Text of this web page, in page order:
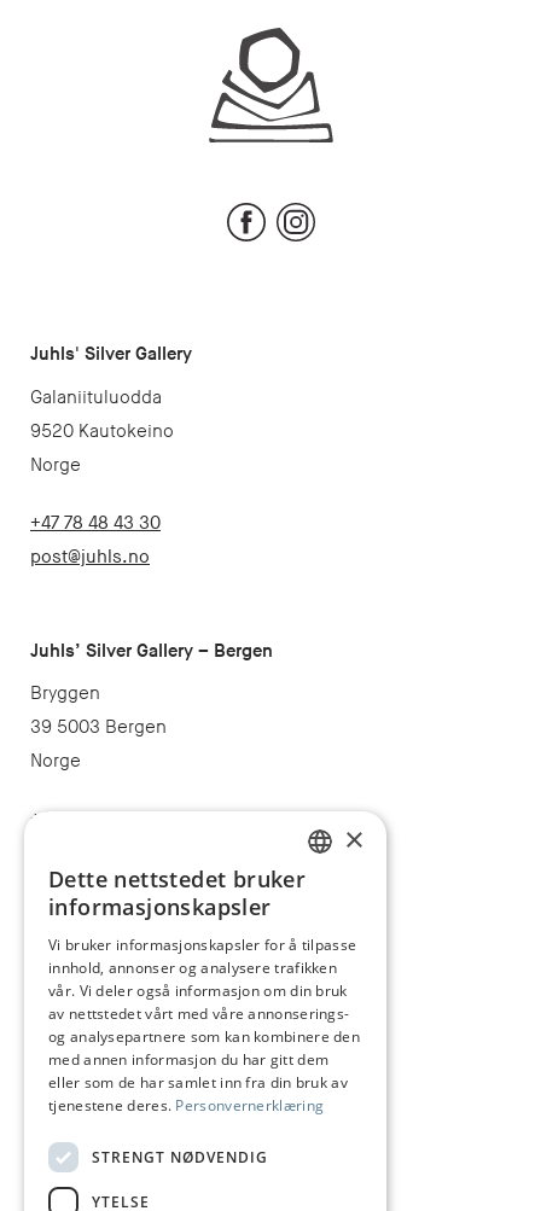
FacebookInstagram
Juhls' Silver Gallery
Galaniituluodda
9520 Kautokeino
Norge
+47 78 48 43 30
post@juhls.no
Juhls’ Silver Gallery – Bergen
Bryggen
39 5003 Bergen
Norge
+47 55 32 47 40
Informasjon
Salgsbetingelser
Frakt og levering
Angrerett
Reklamasjon
Størrelsesguide
Vedlikehold av sølvsmykker
NORWEGIAN
ENGLISH
×
Dette nettstedet bruker
informasjonskapsler
Vi bruker informasjonskapsler for å tilpasse
innhold, annonser og analysere trafikken
vår. Vi deler også informasjon om din bruk
av nettstedet vårt med våre annonserings-
og analysepartnere som kan kombinere den
med annen informasjon du har gitt dem
eller som de har samlet inn fra din bruk av
tjenestene deres. Personvernerklæring
STRENGT NØDVENDIG
YTELSE